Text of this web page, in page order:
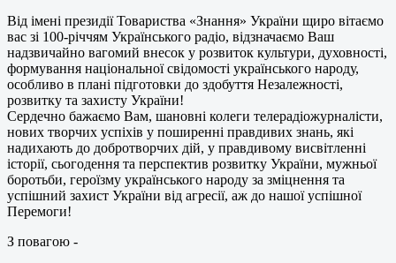
Від імені президії Товариства «Знання» України щиро вітаємо
вас зі 100-річчям Українського радіо, відзначаємо Ваш
надзвичайно вагомий внесок у розвиток культури, духовності,
формування національної свідомості українського народу,
особливо в плані підготовки до здобуття Незалежності,
розвитку та захисту України!
Сердечно бажаємо Вам, шановні колеги телерадіожурналісти,
нових творчих успіхів у поширенні правдивих знань, які
надихають до добротворчих дій, у правдивому висвітленні
історії, сьогодення та перспектив розвитку України, мужньої
боротьби, героїзму українського народу за зміцнення та
успішний захист України від агресії, аж до нашої успішної
Перемоги!
З повагою -